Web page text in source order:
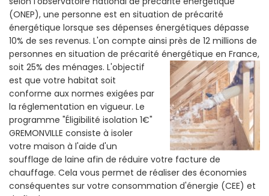
(ONEP), une personne est en situation de précarité
énergétique lorsque ses dépenses énergétiques dépasse
10% de ses revenus. L'on compte ainsi près de 12 millions de
personnes en situation de précarité énergétique en France,
soit 25% des ménages. L'objectif
est que votre habitat soit
conforme aux normes exigées par
la réglementation en vigueur. Le
programme "Éligibilité isolation 1€"
GREMONVILLE consiste à isoler
votre maison à l'aide d'un
soufflage de laine afin de réduire votre facture de
chauffage. Cela vous permet de réaliser des économies
conséquentes sur votre consommation d'énergie (CEE) et